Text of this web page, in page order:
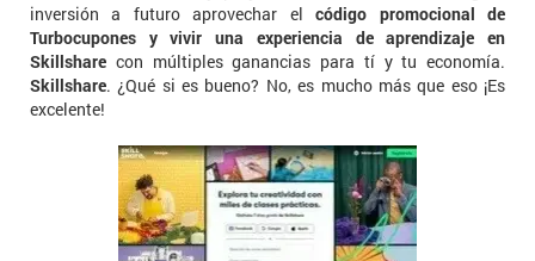
inversión a futuro aprovechar elcódigo promocional de
Turbocupones y vivir una experiencia de aprendizaje en
Skillshare con múltiples ganancias para tí y tu economía.
Skillshare. ¿Qué si es bueno? No, es mucho más que eso ¡Es
excelente!